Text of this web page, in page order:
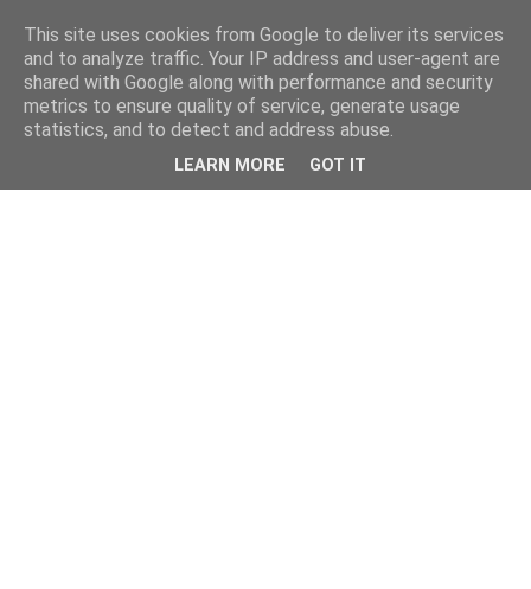
This site uses cookies from Google to deliver its services
and to analyze traffic. Your IP address and user-agent are
shared with Google along with performance and security
metrics to ensure quality of service, generate usage
statistics, and to detect and address abuse.
LEARN MORE GOT IT